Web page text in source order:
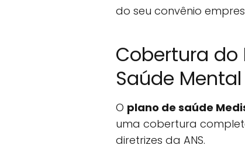
do seu convênio
Cobertura do
Saúde
O plano de saúde
uma cobertura
diretrizes da ANS.